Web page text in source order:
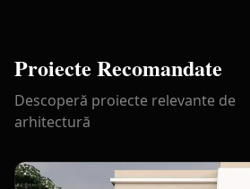
Proiecte Recomandate
Descoperă proiecte relevante de
arhitectură